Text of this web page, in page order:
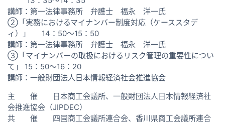
講師：第一法律事務所 弁護士 福永 洋一氏
②「実務におけるマイナンバー制度対応（ケーススタデ
ィ）」 14：50～15：50
講師：第一法律事務所 弁護士 福永 洋一氏
③「マイナンバーの取扱におけるリスク管理の重要性につい
て」 15：50～16：20
講師：一般財団法人日本情報経済社会推進協会
主 催 日本商工会議所、一般財団法人日本情報経済社
会推進協会（JIPDEC）
共 催 四国商工会議所連合会、香川県商工会議所連合